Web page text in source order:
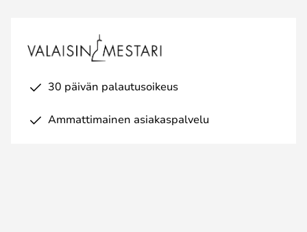
30 päivän palautusoikeus
Ammattimainen asiakaspalvelu